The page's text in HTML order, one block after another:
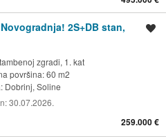
2S+DB stan,
zgradi, 1. kat
površina: 60 m2
Dobrinj, Soline
30.07.2026.
259.000 €